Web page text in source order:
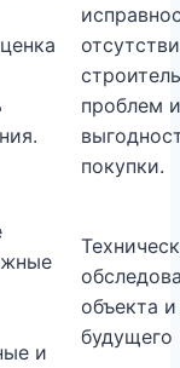
проблем и
покупки.
и
объекта
будущего